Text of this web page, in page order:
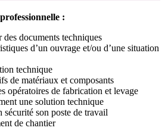
:
documents techniques
d’un ouvrage et/ou d’une situation
technique
de matériaux et composants
opératoires de fabrication et levage
une solution technique
sécurité son poste de travail
de chantier